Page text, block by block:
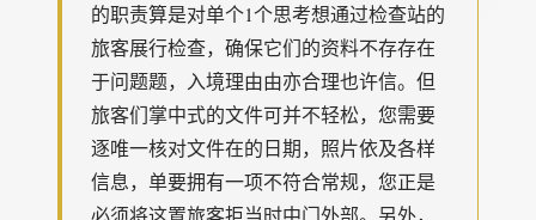
的职责算是对单个1个思考想通过检查站的
旅客展行检查，确保它们的资料不存存在
于问题题，入境理由由亦合理也许信。但
旅客们掌中式的文件可并不轻松，您需要
逐唯一核对文件在的日期，照片依及各样
信息，单要拥有一项不符合常规，您正是
必须将这置旅客拒当时中门外部。另外，